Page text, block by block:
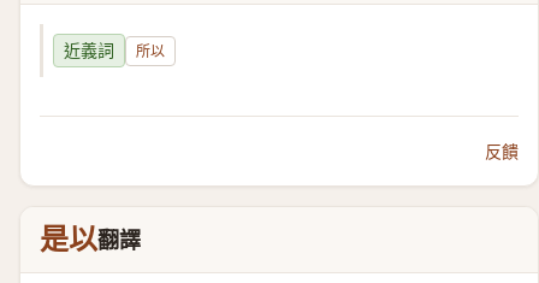
近義詞 所以
反饋
是以翻譯